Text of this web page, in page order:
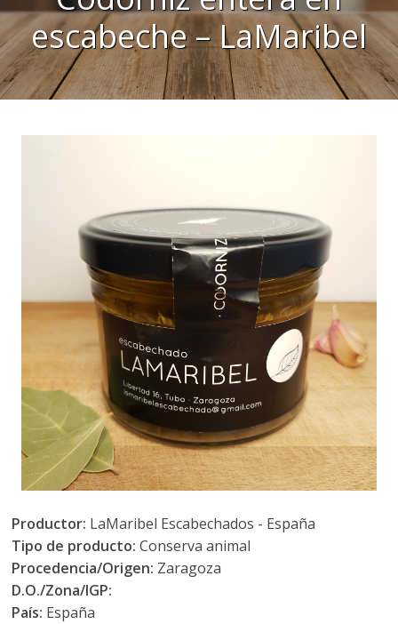
escabeche – LaMaribel
Productor: LaMaribel Escabechados - España
Tipo de producto:Conserva animal
Procedencia/Origen: Zaragoza
D.O./Zona/IGP:
País: España